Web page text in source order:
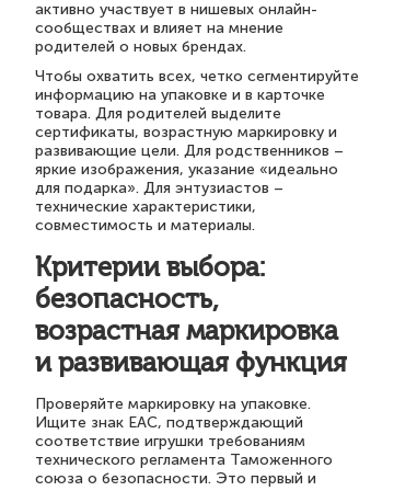
активно участвует в нишевых онлайн-
сообществах и влияет на мнение
родителей о новых брендах.
Чтобы охватить всех, четко сегментируйте
информацию на упаковке и в карточке
товара. Для родителей выделите
сертификаты, возрастную маркировку и
развивающие цели. Для родственников –
яркие изображения, указание «идеально
для подарка». Для энтузиастов –
технические характеристики,
совместимость и материалы.
Критерии выбора:
безопасность,
возрастная маркировка
и развивающая функция
Проверяйте маркировку на упаковке.
Ищите знак ЕАС, подтверждающий
соответствие игрушки требованиям
технического регламента Таможенного
союза о безопасности. Это первый и